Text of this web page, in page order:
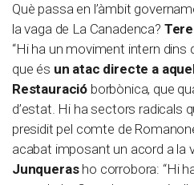
Què passa en l’àmbit
la vaga de La Canadenca?
“Hi ha un moviment intern
que és un atac directe a
Restauració borbònica, que
d’estat. Hi ha sectors radicals
presidit pel comte de
acabat imposant un acord a la
Junquerasho corrobora: “Hi